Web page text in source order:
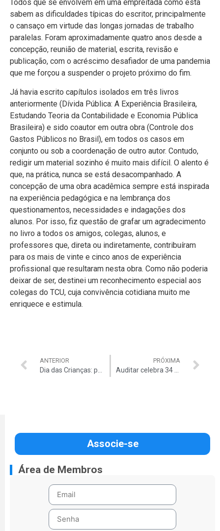
Todos que se envolvem em uma empreitada como esta
sabem as dificuldades típicas do escritor, principalmente
o cansaço em virtude das longas jornadas de trabalho
paralelas. Foram aproximadamente quatro anos desde a
concepção, reunião de material, escrita, revisão e
publicação, com o acréscimo desafiador de uma pandemia
que me forçou a suspender o projeto próximo do fim.
Já havia escrito capítulos isolados em três livros
anteriormente (Dívida Pública: A Experiência Brasileira,
Estudando Teoria da Contabilidade e Economia Pública
Brasileira) e sido coautor em outra obra (Controle dos
Gastos Públicos no Brasil), em todos os casos em
conjunto ou sob a coordenação de outro autor. Contudo,
redigir um material sozinho é muito mais difícil. O alento é
que, na prática, nunca se está desacompanhado. A
concepção de uma obra acadêmica sempre está inspirada
na experiência pedagógica e na lembrança dos
questionamentos, necessidades e indagações dos
alunos. Por isso, fiz questão de grafar um agradecimento
no livro a todos os amigos, colegas, alunos, e
professores que, direta ou indiretamente, contribuíram
para os mais de vinte e cinco anos de experiência
profissional que resultaram nesta obra. Como não poderia
deixar de ser, destinei um reconhecimento especial aos
colegas do TCU, cuja convivência cotidiana muito me
enriquece e estimula.
ANTERIOR
Dia das Crianças: participe de sorteio de skates profissionais em parceria com o AsaClub
PRÓXIMA
Auditar celebra 34 anos, mas essa mensagem é para você!
Associe-se
Área de Membros